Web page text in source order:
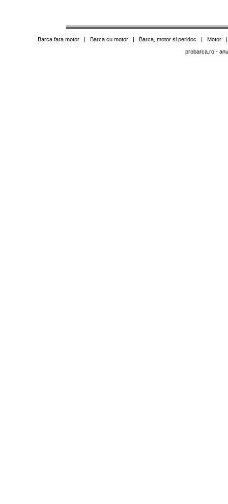
Barca fara motor| Barca cu motor| Barca, motor si peridoc | Motor
probarca.ro-